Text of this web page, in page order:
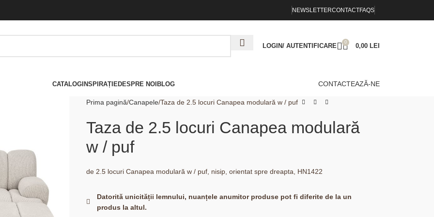
NEWSLETTERCONTACTFAQS
LOGIN/ AUTENTIFICARE
0
0,00 LEI
CATALOGINSPIRAȚIEDESPRE NOIBLOG CONTACTEAZĂ-NE
Prima pagină Canapele Taza de 2.5 locuri Canapea modulară w / puf
Taza de 2.5 locuri Canapea modulară
w / puf
de 2.5 locuri Canapea modulară w / puf, nisip, orientat spre dreapta, HN1422
Datorită unicității lemnului, nuanțele anumitor produse pot fi diferite de la un
produs la altul.